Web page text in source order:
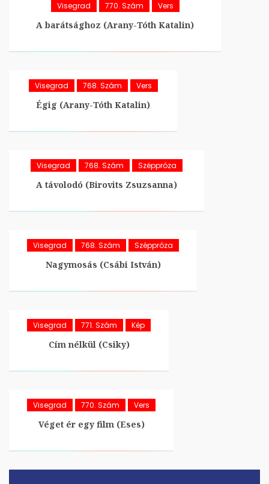
Visegrad 770. Szám Vers
A barátsághoz (Arany-Tóth Katalin)
Visegrad 768. Szám Vers
Égig (Arany-Tóth Katalin)
Visegrad 768. Szám Széppróza
A távolodó (Birovits Zsuzsanna)
Visegrad 768. Szám Széppróza
Nagymosás (Csábi István)
Visegrad 771. Szám Kép
Cím nélkül (Csiky)
Visegrad 770. Szám Vers
Véget ér egy film (Eses)